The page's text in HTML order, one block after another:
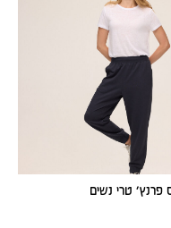
פרנץ׳ טרי נשים